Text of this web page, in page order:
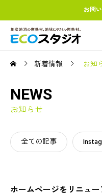
お問
新着情報 お知
NEWS
お知らせ
全ての記事
ホームページをリニュ